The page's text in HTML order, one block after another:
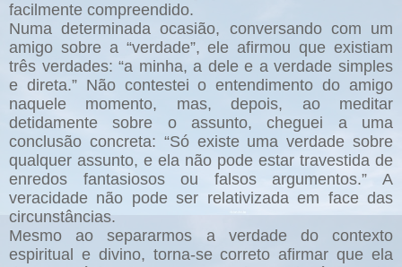
facilmente compreendido.
Numa determinada ocasião, conversando com um
amigo sobre a “verdade”, ele afirmou que existiam
três verdades: “a minha, a dele e a verdade simples
e direta.” Não contestei o entendimento do amigo
naquele momento, mas, depois, ao meditar
detidamente sobre o assunto, cheguei a uma
conclusão concreta: “Só existe uma verdade sobre
qualquer assunto, e ela não pode estar travestida de
enredos fantasiosos ou falsos argumentos.” A
veracidade não pode ser relativizada em face das
circunstâncias.
Mesmo ao separarmos a verdade do contexto
espiritual e divino, torna-se correto afirmar que ela